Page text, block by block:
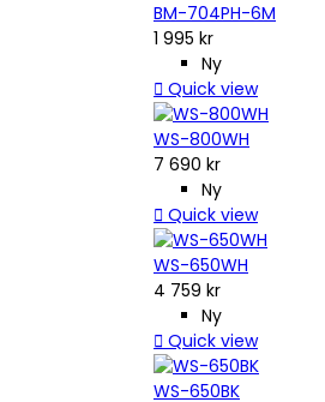
BM-704PH-6M
1 995 kr
Ny
 Quick view
WS-800WH
7 690 kr
Ny
 Quick view
WS-650WH
4 759 kr
Ny
 Quick view
WS-650BK